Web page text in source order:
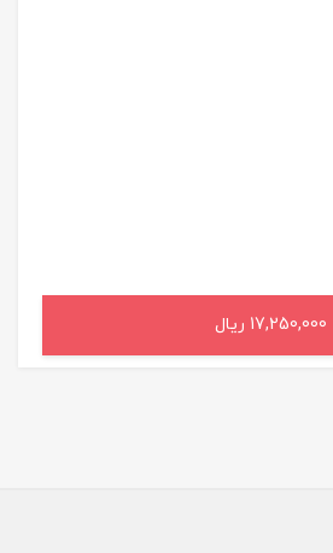
17,250,000 ریال
افزودن به سبد خرید